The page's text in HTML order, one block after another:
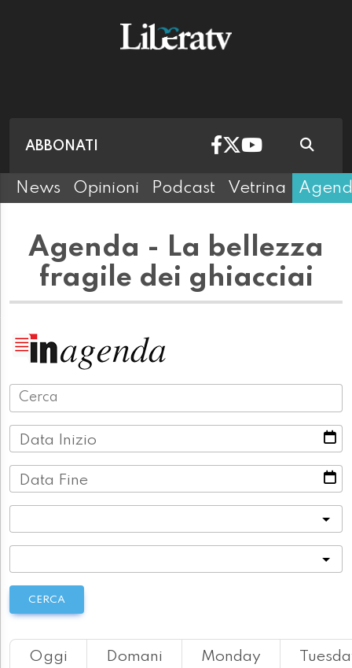
ABBONATI
News Opinioni Podcast Vetrina
Agenda - La bellezza
fragile dei ghiacciai
Data Inizio
Data Fine
CERCA
Oggi Domani
Monday